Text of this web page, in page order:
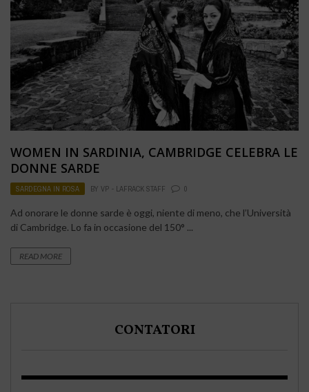
WOMEN IN SARDINIA, CAMBRIDGE CELEBRA LE
DONNE SARDE
SARDEGNA IN ROSA BY VP - LAFRACK STAFF 0
Ad onorare le donne sarde è oggi, niente di meno, che l’Università
di Cambridge. Lo fa in occasione del 150° ...
READ MORE
CONTATORI